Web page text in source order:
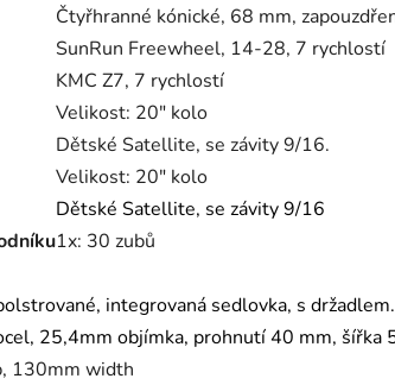
Čtyřhranné kónické, 68 mm,
SunRun Freewheel, 14-28, 7 rychlostí
KMC Z7, 7 rychlostí
Velikost: 20" kolo
Dětské Satellite, se závity 9/16.
Velikost: 20" kolo
Dětské Satellite, se závity 9/16
1x: 30 zubů
integrovaná sedlovka, s držadlem.
25,4mm objímka, prohnutí 40 mm, šířka
130mm width